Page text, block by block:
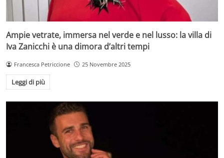
Ampie vetrate, immersa nel verde e nel lusso: la villa di
Iva Zanicchi è una dimora d’altri tempi
Francesca Petriccione 25 Novembre 2025
Leggi di più